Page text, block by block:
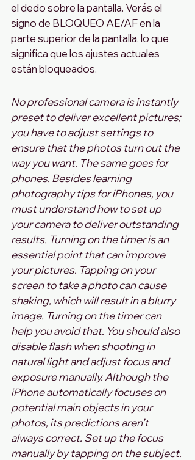
el dedo sobre la pantalla. Verás el
signo de BLOQUEO AE/AF en la
parte superior de la pantalla, lo que
significa que los ajustes actuales
están bloqueados.
No professional camera is instantly
preset to deliver excellent pictures;
you have to adjust settings to
ensure that the photos turn out the
way you want. The same goes for
phones. Besides learning
photography tips for iPhones, you
must understand how to set up
your camera to deliver outstanding
results. Turning on the timer is an
essential point that can improve
your pictures. Tapping on your
screen to take a photo can cause
shaking, which will result in a blurry
image. Turning on the timer can
help you avoid that. You should also
disable flash when shooting in
natural light and adjust focus and
exposure manually. Although the
iPhone automatically focuses on
potential main objects in your
photos, its predictions aren’t
always correct. Set up the focus
manually by tapping on the subject.